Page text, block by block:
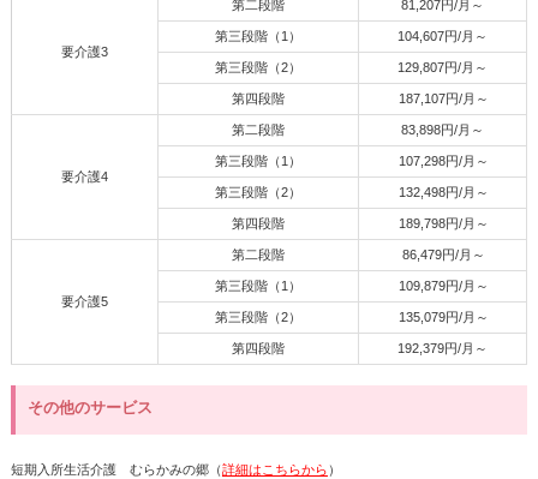
要介護3
第二段階 81,207円/月～
第三段階（1） 104,607円/月～
第三段階（2） 129,807円/月～
第四段階 187,107円/月～
要介護4
第二段階 83,898円/月～
第三段階（1） 107,298円/月～
第三段階（2） 132,498円/月～
第四段階 189,798円/月～
要介護5
第二段階 86,479円/月～
第三段階（1） 109,879円/月～
第三段階（2） 135,079円/月～
第四段階 192,379円/月～
その他のサービス
短期入所生活介護 むらかみの郷（詳細はこちらから ）